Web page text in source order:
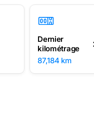
Dernier
kilométrage
87,184 km